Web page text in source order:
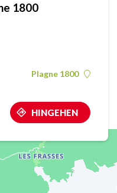
1800
Plagne 1800
HINGEHEN